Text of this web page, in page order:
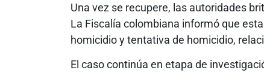
Una vez se recupere, las autoridades
La Fiscalía colombiana informó que
homicidio y tentativa de homicidio,
El caso continúa en etapa de